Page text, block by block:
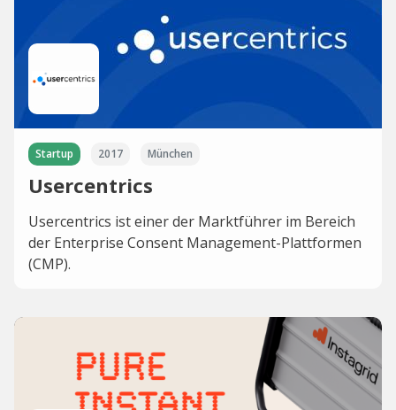
Startup 2017 München
Usercentrics
Usercentrics ist einer der Marktführer im Bereich
der Enterprise Consent Management-Plattformen
(CMP).